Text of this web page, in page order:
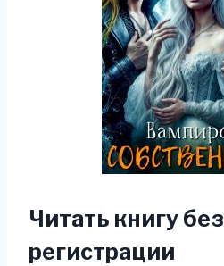
Читать книгу без
регистрации